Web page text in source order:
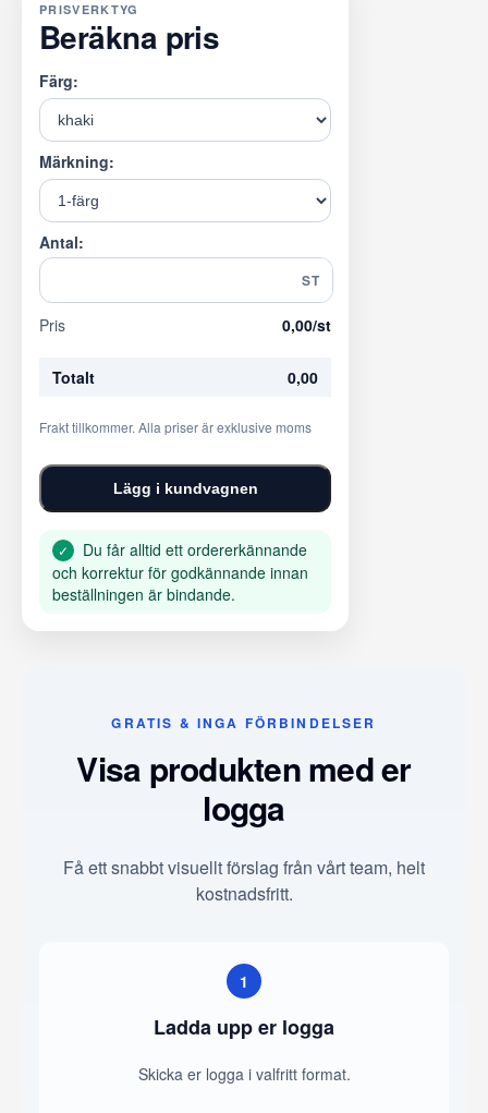
PRISVERKTYG
Beräkna pris
Färg:
Märkning:
Antal:
ST
Pris 0,00/st
Totalt 0,00
Frakt tillkommer. Alla priser är exklusive moms
Lägg i kundvagnen
✓
Du får alltid ett ordererkännande
och korrektur för godkännande innan
beställningen är bindande.
GRATIS & INGA FÖRBINDELSER
Visa produkten med er
logga
Få ett snabbt visuellt förslag från vårt team, helt
kostnadsfritt.
1
Ladda upp er logga
Skicka er logga i valfritt format.